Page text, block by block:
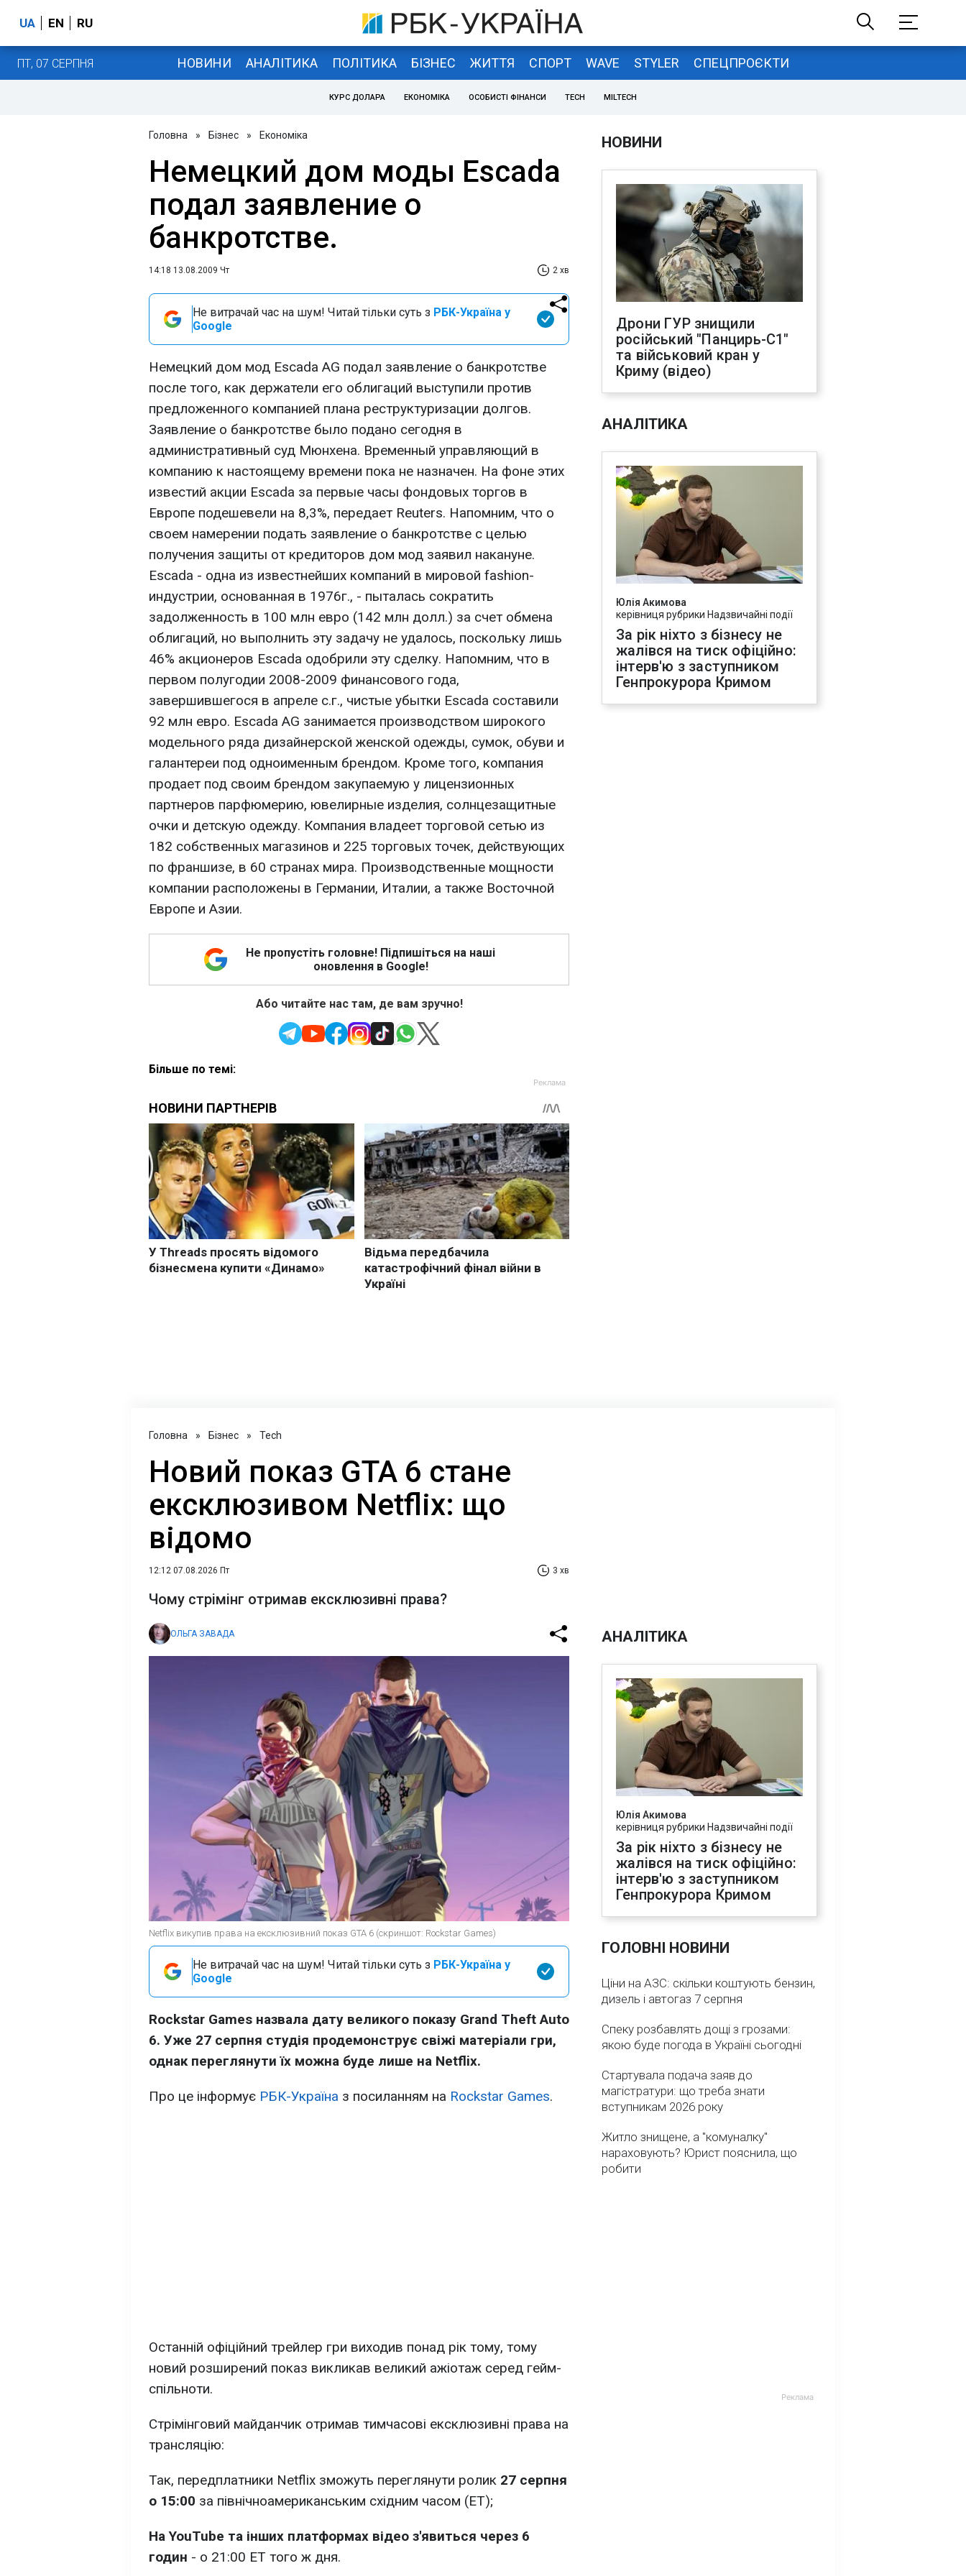
UA EN RU
ПТ, 07 СЕРПНЯ НОВИНИ АНАЛІТИКА ПОЛІТИКА БІЗНЕС ЖИТТЯ СПОРТ WAVE STYLER СПЕЦПРОЄКТИ
КУРС ДОЛАРА ЕКОНОМІКА ОСОБИСТІ ФІНАНСИ TECH MILTECH
Головна » Бізнес » Економіка
Немецкий дом моды Escada
подал заявление о
банкротстве.
14:18 13.08.2009 Чт 2 хв
Не витрачай час на шум! Читай тільки суть з РБК-Україна у
Google
Немецкий дом мод Escada AG подал заявление о банкротстве
после того, как держатели его облигаций выступили против
предложенного компанией плана реструктуризации долгов.
Заявление о банкротстве было подано сегодня в
административный суд Мюнхена. Временный управляющий в
компанию к настоящему времени пока не назначен. На фоне этих
известий акции Escada за первые часы фондовых торгов в
Европе подешевели на 8,3%, передает Reuters. Напомним, что о
своем намерении подать заявление о банкротстве с целью
получения защиты от кредиторов дом мод заявил накануне.
Escada - одна из известнейших компаний в мировой fashion-
индустрии, основанная в 1976г., - пыталась сократить
задолженность в 100 млн евро (142 млн долл.) за счет обмена
облигаций, но выполнить эту задачу не удалось, поскольку лишь
46% акционеров Escada одобрили эту сделку. Напомним, что в
первом полугодии 2008-2009 финансового года,
завершившегося в апреле с.г., чистые убытки Escada составили
92 млн евро. Escada AG занимается производством широкого
модельного ряда дизайнерской женской одежды, сумок, обуви и
галантереи под одноименным брендом. Кроме того, компания
продает под своим брендом закупаемую у лицензионных
партнеров парфюмерию, ювелирные изделия, солнцезащитные
очки и детскую одежду. Компания владеет торговой сетью из
182 собственных магазинов и 225 торговых точек, действующих
по франшизе, в 60 странах мира. Производственные мощности
компании расположены в Германии, Италии, а также Восточной
Европе и Азии.
Не пропустіть головне! Підпишіться на наші
оновлення в Google!
Або читайте нас там, де вам зручно!
Більше по темі:
НОВИНИ
Дрони ГУР знищили
російський "Панцирь-С1"
та військовий кран у
Криму (відео)
АНАЛІТИКА
Юлія Акимова
керівниця рубрики Надзвичайні події
За рік ніхто з бізнесу не
жалівся на тиск офіційно:
інтерв'ю з заступником
Генпрокурора Кримом
Головна » Бізнес » Tech
Новий показ GTA 6 стане
ексклюзивом Netflix: що
відомо
12:12 07.08.2026 Пт 3 хв
Чому стрімінг отримав ексклюзивні права?
ОЛЬГА ЗАВАДА
Netflix викупив права на ексклюзивний показ GTA 6 (скриншот: Rockstar Games)
Не витрачай час на шум! Читай тільки суть з РБК-Україна у
Google
Rockstar Games назвала дату великого показу Grand Theft Auto
6. Уже 27 серпня студія продемонструє свіжі матеріали гри,
однак переглянути їх можна буде лише на Netflix.
Про це інформує РБК-Україна з посиланням на Rockstar Games.
Останній офіційний трейлер гри виходив понад рік тому, тому
новий розширений показ викликав великий ажіотаж серед гейм-
спільноти.
Стрімінговий майданчик отримав тимчасові ексклюзивні права на
трансляцію:
Так, передплатники Netflix зможуть переглянути ролик 27 серпня
о 15:00 за північноамериканським східним часом (ET);
На YouTube та інших платформах відео з'явиться через 6
годин - о 21:00 ET того ж дня.
АНАЛІТИКА
Юлія Акимова
керівниця рубрики Надзвичайні події
За рік ніхто з бізнесу не
жалівся на тиск офіційно:
інтерв'ю з заступником
Генпрокурора Кримом
ГОЛОВНІ НОВИНИ
Ціни на АЗС: скільки коштують бензин,
дизель і автогаз 7 серпня
Спеку розбавлять дощі з грозами:
якою буде погода в Україні сьогодні
Стартувала подача заяв до
магістратури: що треба знати
вступникам 2026 року
Житло знищене, а "комуналку"
нараховують? Юрист пояснила, що
робити